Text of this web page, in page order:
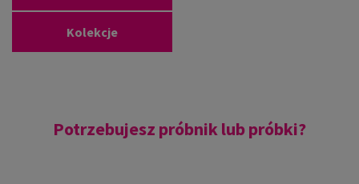
Kolekcje
Potrzebujesz próbnik lub próbki?